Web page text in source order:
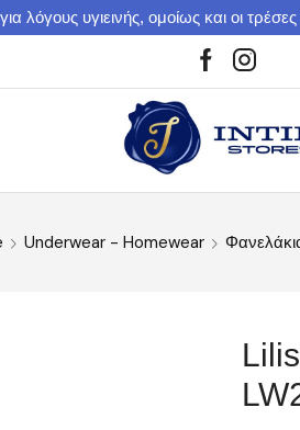
λόγους υγιεινής, ομοίως και οι
Underwear - Homewear